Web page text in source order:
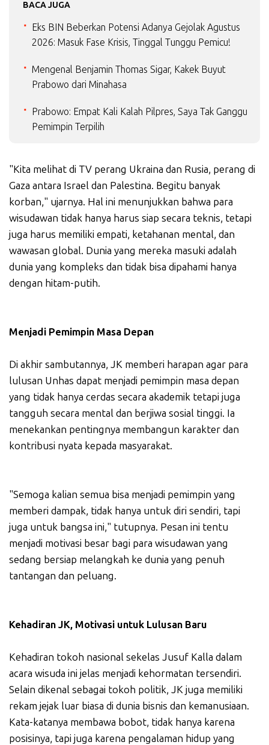
BACA JUGA
Eks BIN Beberkan Potensi Adanya Gejolak Agustus
2026: Masuk Fase Krisis, Tinggal Tunggu Pemicu!
Mengenal Benjamin Thomas Sigar, Kakek Buyut
Prabowo dari Minahasa
Prabowo: Empat Kali Kalah Pilpres, Saya Tak Ganggu
Pemimpin Terpilih
"Kita melihat di TV perang Ukraina dan Rusia, perang di
Gaza antara Israel dan Palestina. Begitu banyak
korban," ujarnya. Hal ini menunjukkan bahwa para
wisudawan tidak hanya harus siap secara teknis, tetapi
juga harus memiliki empati, ketahanan mental, dan
wawasan global. Dunia yang mereka masuki adalah
dunia yang kompleks dan tidak bisa dipahami hanya
dengan hitam-putih.
Menjadi Pemimpin Masa Depan
Di akhir sambutannya, JK memberi harapan agar para
lulusan Unhas dapat menjadi pemimpin masa depan
yang tidak hanya cerdas secara akademik tetapi juga
tangguh secara mental dan berjiwa sosial tinggi. Ia
menekankan pentingnya membangun karakter dan
kontribusi nyata kepada masyarakat.
"Semoga kalian semua bisa menjadi pemimpin yang
memberi dampak, tidak hanya untuk diri sendiri, tapi
juga untuk bangsa ini," tutupnya. Pesan ini tentu
menjadi motivasi besar bagi para wisudawan yang
sedang bersiap melangkah ke dunia yang penuh
tantangan dan peluang.
Kehadiran JK, Motivasi untuk Lulusan Baru
Kehadiran tokoh nasional sekelas Jusuf Kalla dalam
acara wisuda ini jelas menjadi kehormatan tersendiri.
Selain dikenal sebagai tokoh politik, JK juga memiliki
rekam jejak luar biasa di dunia bisnis dan kemanusiaan.
Kata-katanya membawa bobot, tidak hanya karena
posisinya, tapi juga karena pengalaman hidup yang